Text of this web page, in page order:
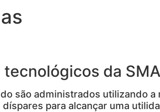
da
são administrados utilizando a
para alcançar uma